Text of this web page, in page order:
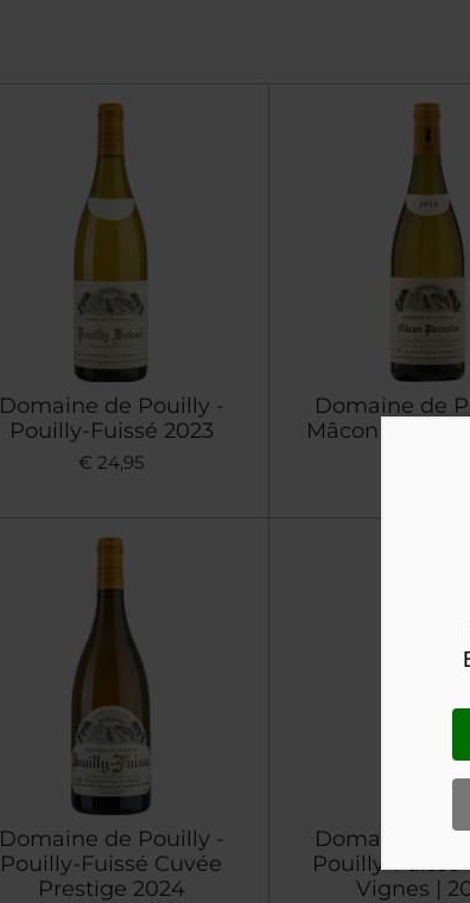
Domaine de Pouilly -
Pouilly-Fuissé 2023
€ 24,95
Domaine de
Mâcon
Domaine de Pouilly -
Pouilly-Fuissé Cuvée
Prestige 2024
Domaine de
Pouilly-Fuissé
Vignes |